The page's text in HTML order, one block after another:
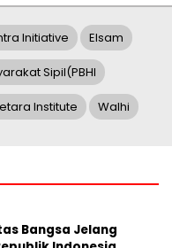
Initiative Elsam
Sipil(PBHI
Institute Walhi
Bangsa Jelang